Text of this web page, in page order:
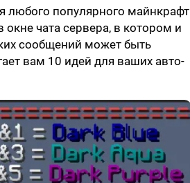
любого популярного майнкрафт
чата сервера, в котором и
сообщений может быть
вам 10 идей для ваших авто-